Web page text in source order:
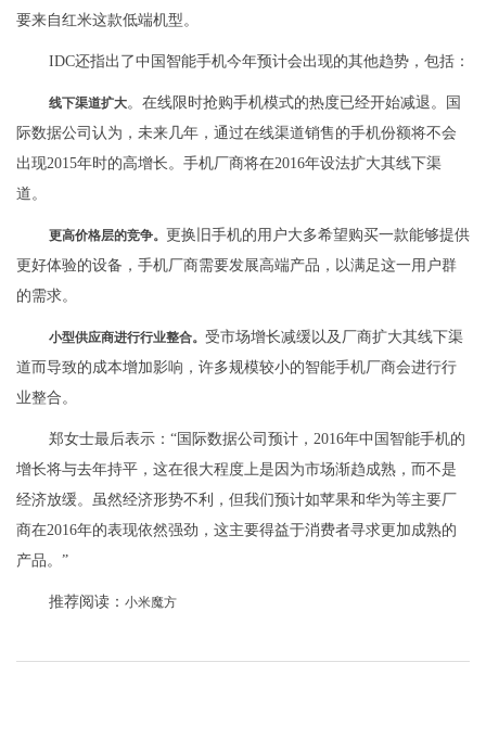
要来自红米这款低端机型。
IDC还指出了中国智能手机今年预计会出现的其他趋势，包括：
线下渠道扩大。在线限时抢购手机模式的热度已经开始减退。国
际数据公司认为，未来几年，通过在线渠道销售的手机份额将不会
出现2015年时的高增长。手机厂商将在2016年设法扩大其线下渠
道。
更高价格层的竞争。 更换旧手机的用户大多希望购买一款能够提供
更好体验的设备，手机厂商需要发展高端产品，以满足这一用户群
的需求。
小型供应商进行行业整合。 受市场增长减缓以及厂商扩大其线下渠
道而导致的成本增加影响，许多规模较小的智能手机厂商会进行行
业整合。
郑女士最后表示：“国际数据公司预计，2016年中国智能手机的
增长将与去年持平，这在很大程度上是因为市场渐趋成熟，而不是
经济放缓。虽然经济形势不利，但我们预计如苹果和华为等主要厂
商在2016年的表现依然强劲，这主要得益于消费者寻求更加成熟的
产品。”
推荐阅读： 小米魔方